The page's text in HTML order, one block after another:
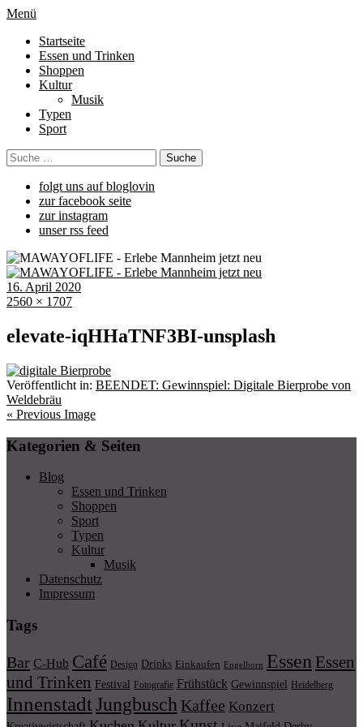
Menü
Startseite
Essen und Trinken
Shoppen
Kultur
Musik
Typen
Sport
folgt uns auf bloglovin
zur facebook seite
zur instagram
unser rss feed
16. April 2020
2560 × 1707
elevate-iqHHaTNF3BI-unsplash
Veröffentlicht in: BEENDET: Gewinnspiel: Digitale Bierprobe von
Weldebräu
« Previous Image
Kategorien & Seiten
Blog
Essen und Trinken
Shoppen
Sport
Typen
Kultur
Musik
Datenschutz
Impressum
Tags
Bar C-Hub Café Design Drinks Einkaufen Engelhorn Essen Essen
und Trinken Festival Fotografie Frühstück Gewinnspiel Heidelberg
InnenstadtJungbusch Kaffee Konzert